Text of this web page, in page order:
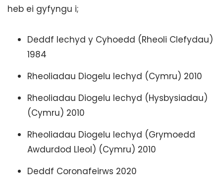
heb ei gyfyngu i;
Deddf Iechyd y Cyhoedd (Rheoli Clefydau)
1984
Rheoliadau Diogelu Iechyd (Cymru) 2010
Rheoliadau Diogelu Iechyd (Hysbysiadau)
(Cymru) 2010
Rheoliadau Diogelu Iechyd (Grymoedd
Awdurdod Lleol) (Cymru) 2010
Deddf Coronafeirws 2020